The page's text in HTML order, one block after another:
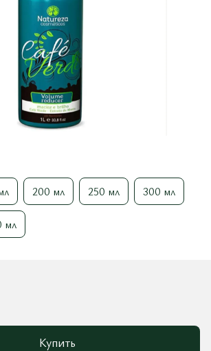
200 мл 250 мл 300 мл
мл
Купить